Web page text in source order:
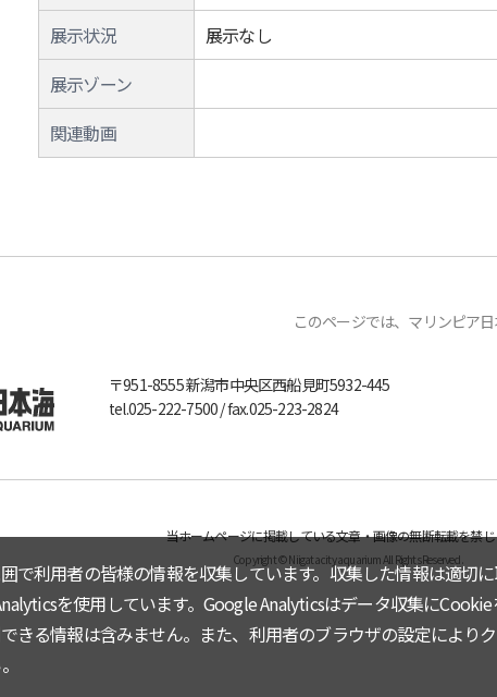
展示状況
展示なし
展示ゾーン
関連動画
このページでは、マリンピア
〒951-8555新潟市中央区西船見町5932-445
tel.025-222-7500/ fax.025-223-2824
当ホームページに掲載している文章・画像の無断転載を禁
Copyright © Niigata city aquarium All Rights Reserved.
利用者の皆様の情報を収集しています。収集した情報は適切に
を使用しています。Google Analyticsはデータ収集にCookie
きる情報は含みません。また、利用者のブラウザの設定により